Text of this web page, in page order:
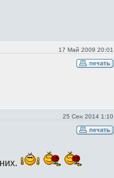
17 Май 2009 20:01
25 Сен 2014 1:10